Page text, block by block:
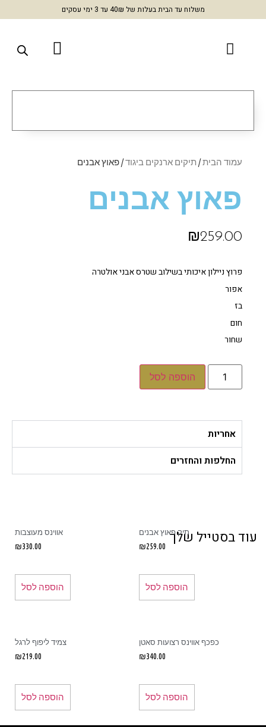
משלוח עד הבית בעלות של 40₪ עד 3 ימי עסקים
עמוד הבית/תיקים ארנקים ביגוד / פאוץ אבנים
פאוץ אבנים
₪259.00
פרוץ ניילון איכותי בשילוב שטרס אבני אולטרה
הוספה לסל
אחריות
החלפות והחזרים
בסטייל שלךתיק פאוץ אבנים
₪259.00
הוספה לסל
אווינס מעוצבות
₪330.00
הוספה לסל
כפכף אווינס רצועות סאטן
₪340.00
הוספה לסל
צמיד ליפוף לרגל
₪219.00
הוספה לסל